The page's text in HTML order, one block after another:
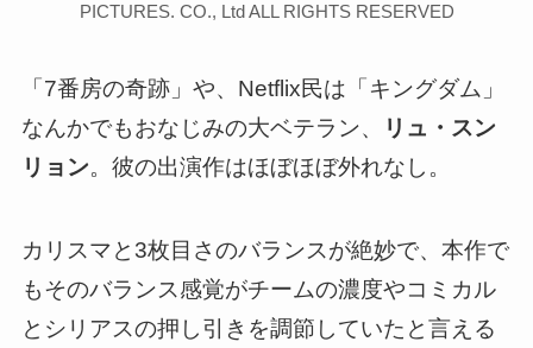
PICTURES. CO., Ltd ALL RIGHTS RESERVED
「7番房の奇跡」や、Netflix民は「キングダム」
なんかでもおなじみの大ベテラン、
リュ・スン
リョン。彼の出演作はほぼほぼ外れなし。
カリスマと3枚目さのバランスが絶妙で、本作で
もそのバランス感覚がチームの濃度やコミカル
とシリアスの押し引きを調節していたと言える